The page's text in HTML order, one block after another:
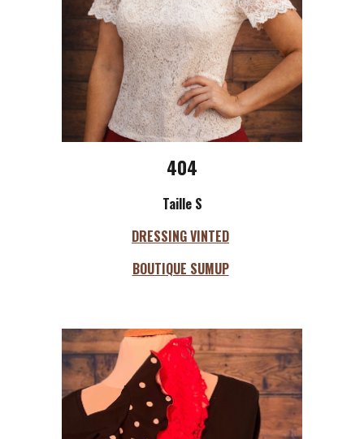
404
Taille S
DRESSING VINTED
BOUTIQUE SUMUP